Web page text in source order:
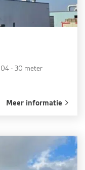
- 30 meter
Meer informatie